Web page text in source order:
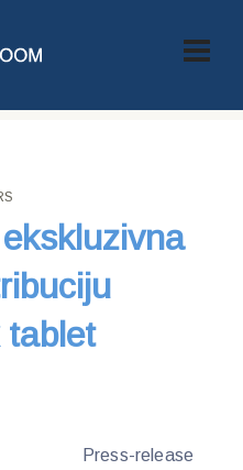
ASBIS DOBIO EKSKLUZIVNA
STREAK TABLET UREĐAJA
tablet
Press-release